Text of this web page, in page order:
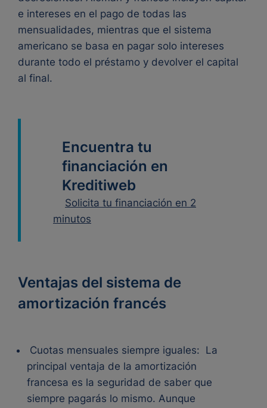
e intereses en el pago de todas las
mensualidades, mientras que el sistema
americano se basa en pagar solo intereses
durante todo el préstamo y devolver el capital
al final.
Encuentra tu
financiación en
Kreditiweb
Solicita tu financiación en 2
minutos
Ventajas del sistema de
amortización francés
Cuotas mensuales siempre iguales: La
principal ventaja de la amortización
francesa es la seguridad de saber que
siempre pagarás lo mismo. Aunque